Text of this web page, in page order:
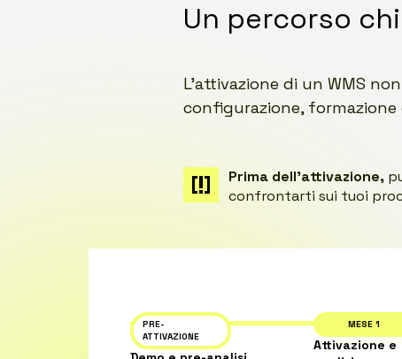
Un percorso
L’attivazione di un WMS
configurazione,
Prima dell’attivazione,
confrontarti sui tuoi
PRE-
ATTIVAZIONE
MESE 1
Attivazione e